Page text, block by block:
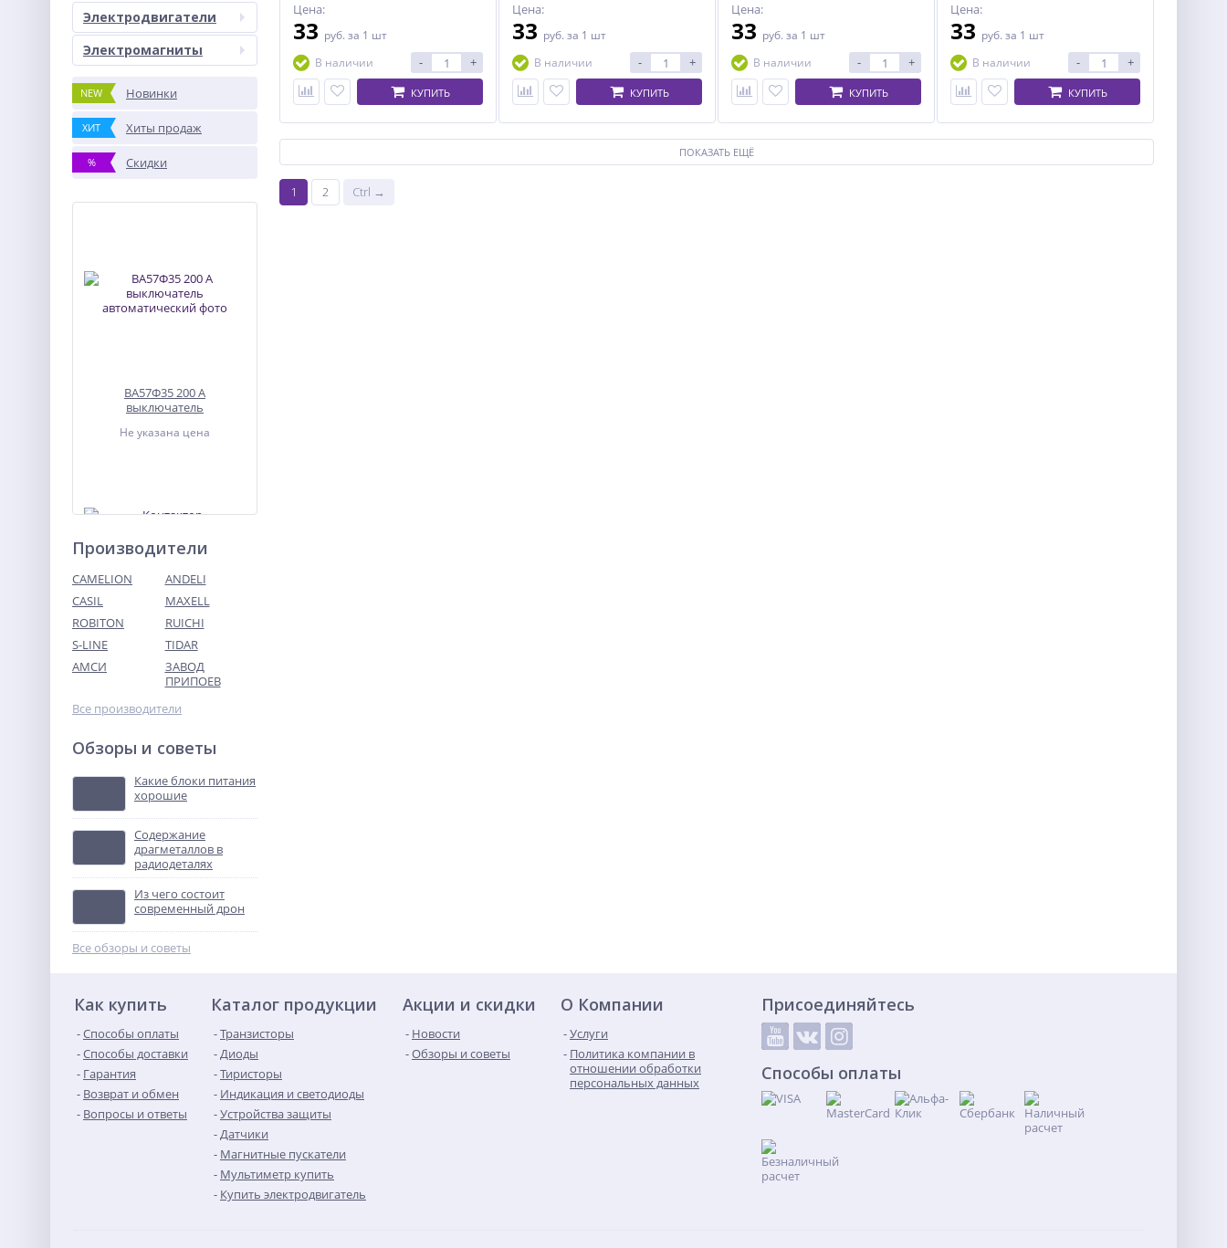
Электродвигатели
Электромагниты
NEW Новинки
ХИТ Хиты продаж
% Скидки
ВА57Ф35 200 А
выключатель
Не указана цена
Контактор
ПМЛ-4160ДМ-80А-220АС-
Не указана цена
ТВУ-12В тональное
вызывное устройство
Не указана цена
Производители
CAMELION
ANDELI
CASIL
MAXELL
ROBITON
RUICHI
S-LINE
TIDAR
АМСИ
ЗАВОД
ПРИПОЕВ
Все производители
Обзоры и советы
Какие блоки питания
хорошие
Содержание
драгметаллов в
радиодеталях
Из чего состоит
современный дрон
Все обзоры и советы
Цена:
33 руб. за 1 шт
В наличии
- +
КУПИТЬ
Цена:
33 руб. за 1 шт
В наличии
- +
КУПИТЬ
Цена:
33 руб. за 1 шт
В наличии
- +
КУПИТЬ
Цена:
33 руб. за 1 шт
В наличии
- +
КУПИТЬ
ПОКАЗАТЬ ЕЩЁ
1 2 Ctrl →
Как купить
Способы оплаты
Способы доставки
Гарантия
Возврат и обмен
Вопросы и ответы
Каталог продукции
Транзисторы
Диоды
Тиристоры
Индикация и светодиоды
Устройства защиты
Датчики
Магнитные пускатели
Мультиметр купить
Купить электродвигатель
Акции и скидки
Новости
Обзоры и советы
О Компании
Услуги
Политика компании в
отношении обработки
персональных данных
Присоединяйтесь
Способы оплаты